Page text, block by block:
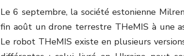
Le 6 septembre, la société estonienne
fin août un drone terrestre THeMIS à une
Le robot THeMIS existe en plusieurs